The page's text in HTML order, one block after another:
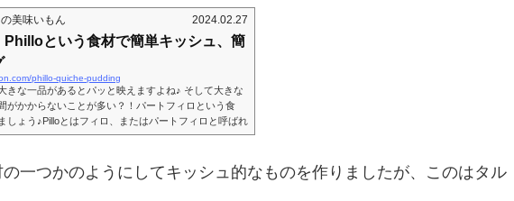
美味いもん 2024.02.27
Philloという食材で簡単キッシュ、簡
phillo-quiche-pudding
きな一品があるとパッと映えますよね♪ そして大きな
がかからないことが多い？！パートフィロという食
しょう♪Pilloとはフィロ、またはパートフィロと呼ばれ
方で多用される食材で、とうもろこしの粉・小麦粉主
はもちろんこれを自作する技術をお持ちでしょうが、
のは冷凍生地を使う、一択（笑）このフィロを使った
一つかのようにしてキッシュ的なものを作りましたが、このはタル